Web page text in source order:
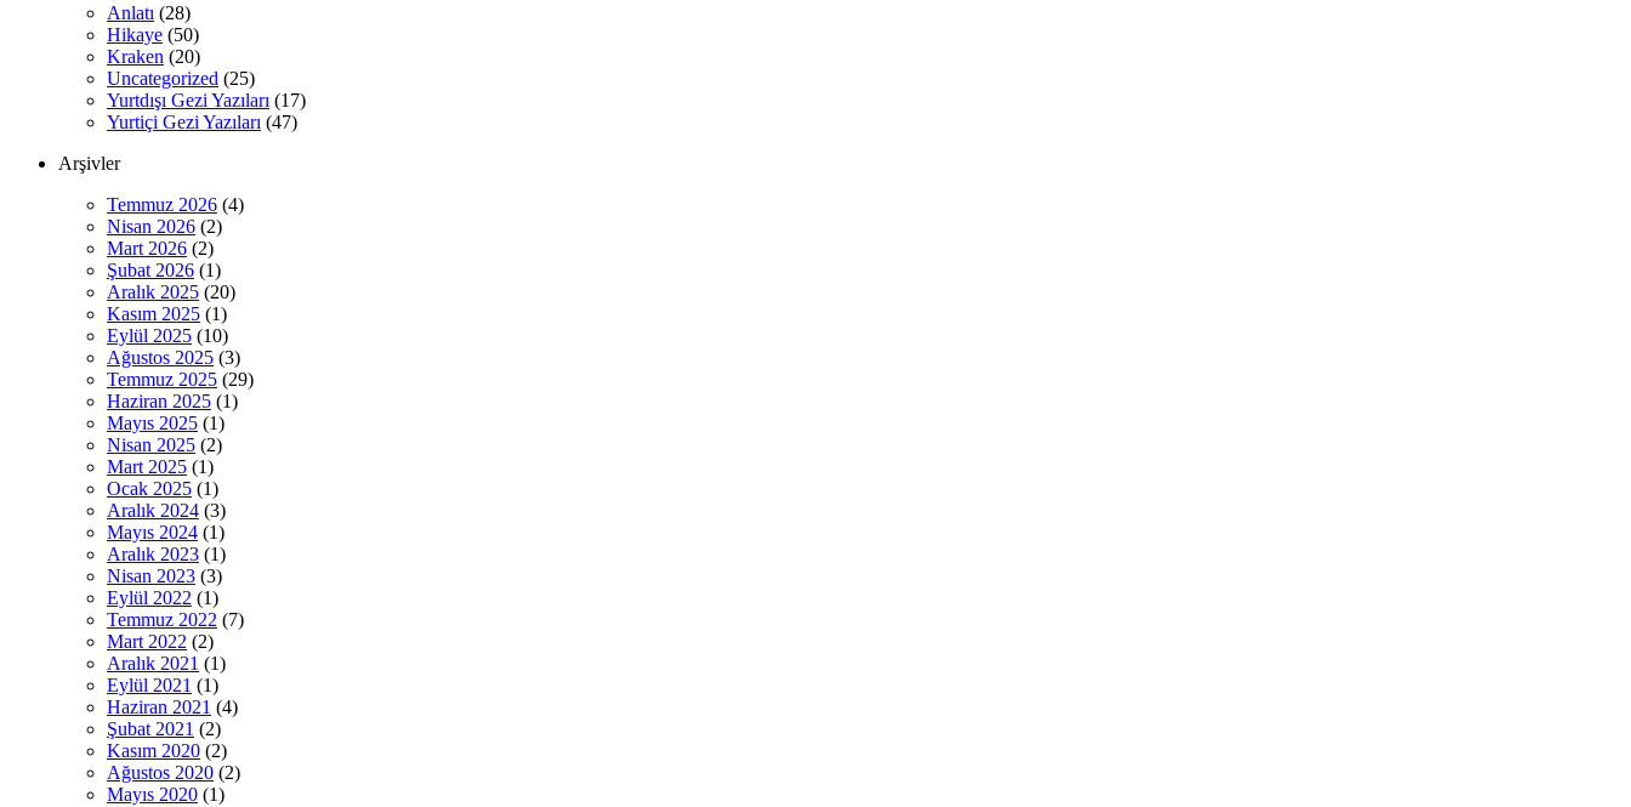
Anlatı (28)
Hikaye (50)
Kraken (20)
Uncategorized (25)
Yurtdışı Gezi Yazıları (17)
Yurtiçi Gezi Yazıları (47)
Arşivler
Temmuz 2026 (4)
Nisan 2026 (2)
Mart 2026 (2)
Şubat 2026 (1)
Aralık 2025 (20)
Kasım 2025 (1)
Eylül 2025 (10)
Ağustos 2025 (3)
Temmuz 2025 (29)
Haziran 2025 (1)
Mayıs 2025 (1)
Nisan 2025 (2)
Mart 2025 (1)
Ocak 2025 (1)
Aralık 2024 (3)
Mayıs 2024 (1)
Aralık 2023 (1)
Nisan 2023 (3)
Eylül 2022 (1)
Temmuz 2022 (7)
Mart 2022 (2)
Aralık 2021 (1)
Eylül 2021 (1)
Haziran 2021 (4)
Şubat 2021 (2)
Kasım 2020 (2)
Ağustos 2020 (2)
Mayıs 2020 (1)